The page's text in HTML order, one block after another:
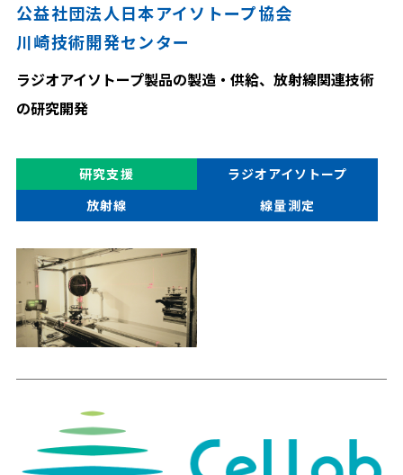
公益社団法人日本アイソトープ協会
川崎技術開発センター
ラジオアイソトープ製品の製造・供給、放射線関連技術
の研究開発
研究支援
ラジオアイソトープ
放射線
線量測定